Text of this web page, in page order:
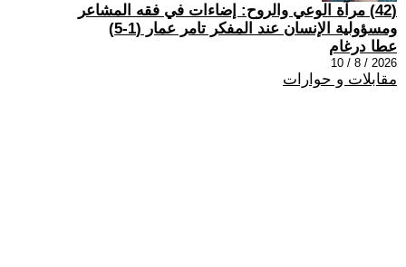
(42) مرآة الوعي والروح: إضاءات في فقه المشاعر
ومسؤولية الإنسان عند المفكر تامر عمار (1-5)
عطا درغام
2026 / 8 / 10
مقابلات و حوارات